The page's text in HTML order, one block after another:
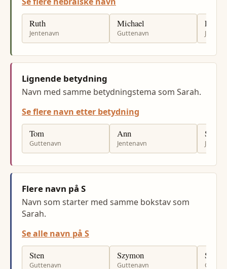
Ruth
Jentenavn
Michael
Guttenavn
Leah
Lignende betydning
Navn med samme betydningstema som Sarah.
Se flere navn etter betydning
Tom
Guttenavn
Ann
Jentenavn
Sara
Flere navn på S
Navn som starter med samme bokstav som
Sarah.
Se alle navn på S
Sten
Guttenavn
Szymon
Guttenavn